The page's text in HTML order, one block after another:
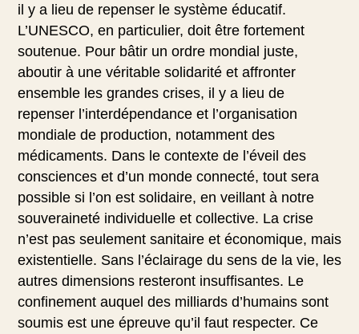
il y a lieu de repenser le système éducatif.
L’UNESCO, en particulier, doit être fortement
soutenue. Pour bâtir un ordre mondial juste,
aboutir à une véritable solidarité et affronter
ensemble les grandes crises, il y a lieu de
repenser l’interdépendance et l’organisation
mondiale de production, notamment des
médicaments. Dans le contexte de l’éveil des
consciences et d’un monde connecté, tout sera
possible si l’on est solidaire, en veillant à notre
souveraineté individuelle et collective. La crise
n’est pas seulement sanitaire et économique, mais
existentielle. Sans l’éclairage du sens de la vie, les
autres dimensions resteront insuffisantes. Le
confinement auquel des milliards d’humains sont
soumis est une épreuve qu’il faut respecter. Ce